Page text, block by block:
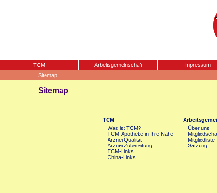
TCM Arbeitsgemeinschaft
Impressum
Sitemap
Sitemap
TCM
Was ist TCM?
TCM-Apotheke in Ihre Nähe
Arznei Qualität
Arznei Zubereitung
TCM-Links
China-Links
Über uns
Mitgliedliste
Satzung